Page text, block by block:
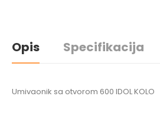
Opis Specifikacija
Umivaonik sa otvorom 600 IDOL KOLO